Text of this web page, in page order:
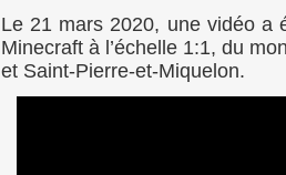
Le 21 mars 2020, une vidéo a
Minecraft à l’échelle 1:1, du
et Saint-Pierre-et-Miquelon.